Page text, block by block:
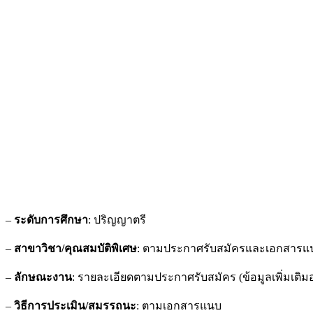
– ระดับการศึกษา: ปริญญาตรี
– สาขาวิชา/คุณสมบัติพิเศษ: ตามประกาศรับสมัครและเอกสารแ
– ลักษณะงาน: รายละเอียดตามประกาศรับสมัคร (ข้อมูลเพิ่มเติม
– วิธีการประเมิน/สมรรถนะ: ตามเอกสารแนบ